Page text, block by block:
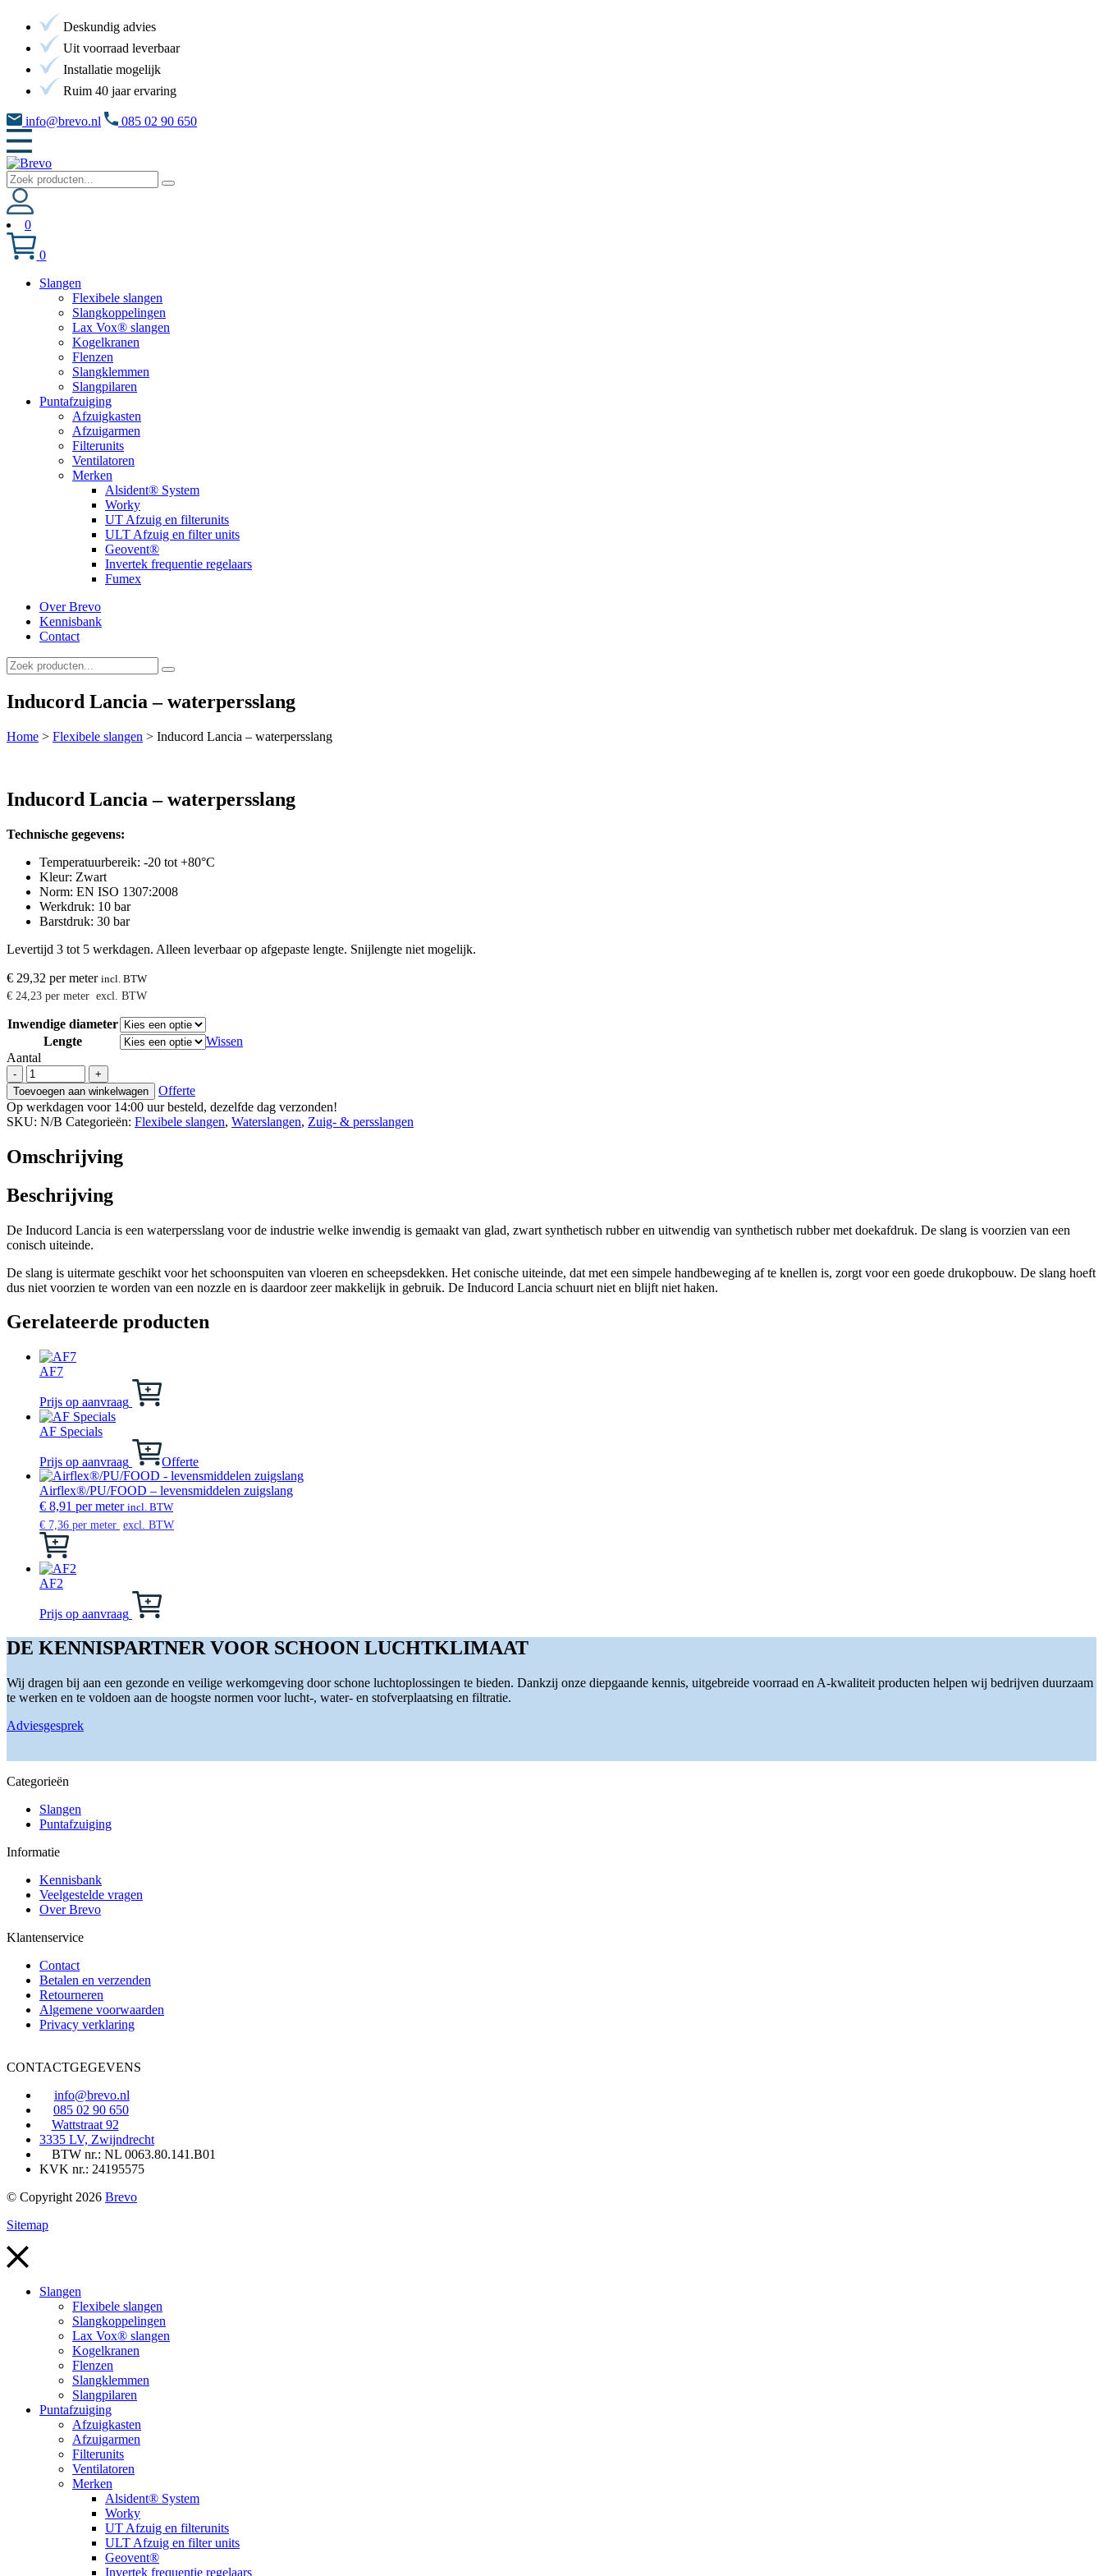
Deskundig advies
Uit voorraad leverbaar
Installatie mogelijk
Ruim 40 jaar ervaring
info@brevo.nl 085 02 90 650
0
0
Slangen
Flexibele slangen
Slangkoppelingen
Lax Vox® slangen
Kogelkranen
Flenzen
Slangklemmen
Slangpilaren
Puntafzuiging
Afzuigkasten
Afzuigarmen
Filterunits
Ventilatoren
Merken
Alsident® System
Worky
UT Afzuig en filterunits
ULT Afzuig en filter units
Geovent®
Invertek frequentie regelaars
Fumex
Over Brevo
Kennisbank
Contact
Inducord Lancia – waterpersslang
Home > Flexibele slangen > Inducord Lancia – waterpersslang
Inducord Lancia – waterpersslang
Technische gegevens:
Temperatuurbereik: -20 tot +80°C
Kleur: Zwart
Norm: EN ISO 1307:2008
Werkdruk: 10 bar
Barstdruk: 30 bar
Levertijd 3 tot 5 werkdagen. Alleen leverbaar op afgepaste lengte. Snijlengte niet mogelijk.
€ 29,32 per meter incl. BTW
€ 24,23 per meter excl. BTW
Inwendige diameter
Lengte
Wissen
Aantal
-
Inducord
Lancia
-
waterpersslang
aantal
+
Toevoegen aan winkelwagen
Offerte
Op werkdagen voor 14:00 uur besteld, dezelfde dag verzonden!
SKU: N/B Categorieën: Flexibele slangen, Waterslangen, Zuig- & persslangen
Omschrijving
Beschrijving
De Inducord Lancia is een waterpersslang voor de industrie welke inwendig is gemaakt van glad, zwart synthetisch rubber en uitwendig van synthetisch rubber met doekafdruk. De slang is voorzien van een
conisch uiteinde.
De slang is uitermate geschikt voor het schoonspuiten van vloeren en scheepsdekken. Het conische uiteinde, dat met een simpele handbeweging af te knellen is, zorgt voor een goede drukopbouw. De slang hoeft
dus niet voorzien te worden van een nozzle en is daardoor zeer makkelijk in gebruik. De Inducord Lancia schuurt niet en blijft niet haken.
Gerelateerde producten
AF7
Prijs op aanvraag
Dit
variaties.
Deze
optie
kan
gekozen
worden
op
AF Specials
Prijs op aanvraag Offerte
Airflex®/PU/FOOD – levensmiddelen zuigslang
€ 8,91 per meter incl. BTW
€ 7,36 per meter excl. BTW
Dit
heeft
Deze
kan
gekozen
op
de
AF2
Prijs op aanvraag
Dit
meerdere
variaties.
optie
kan
de
DE KENNISPARTNER VOOR SCHOON LUCHTKLIMAAT
Wij dragen bij aan een gezonde en veilige werkomgeving door schone luchtoplossingen te bieden. Dankzij onze diepgaande kennis, uitgebreide voorraad en A-kwaliteit producten helpen wij bedrijven duurzaam
te werken en te voldoen aan de hoogste normen voor lucht-, water- en stofverplaatsing en filtratie.
Adviesgesprek
Categorieën
Slangen
Puntafzuiging
Informatie
Kennisbank
Veelgestelde vragen
Over Brevo
Klantenservice
Contact
Betalen en verzenden
Retourneren
Algemene voorwaarden
Privacy verklaring
CONTACTGEGEVENS
info@brevo.nl
085 02 90 650
Wattstraat 92
3335 LV, Zwijndrecht
BTW nr.: NL 0063.80.141.B01
KVK nr.: 24195575
© Copyright 2026 Brevo
Sitemap
Slangen
Flexibele slangen
Slangkoppelingen
Lax Vox® slangen
Kogelkranen
Flenzen
Slangklemmen
Slangpilaren
Puntafzuiging
Afzuigkasten
Afzuigarmen
Filterunits
Ventilatoren
Merken
Alsident® System
Worky
UT Afzuig en filterunits
ULT Afzuig en filter units
Geovent®
Invertek frequentie regelaars